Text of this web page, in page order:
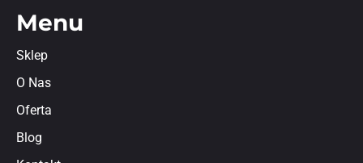
Menu
Sklep
O Nas
Oferta
Blog